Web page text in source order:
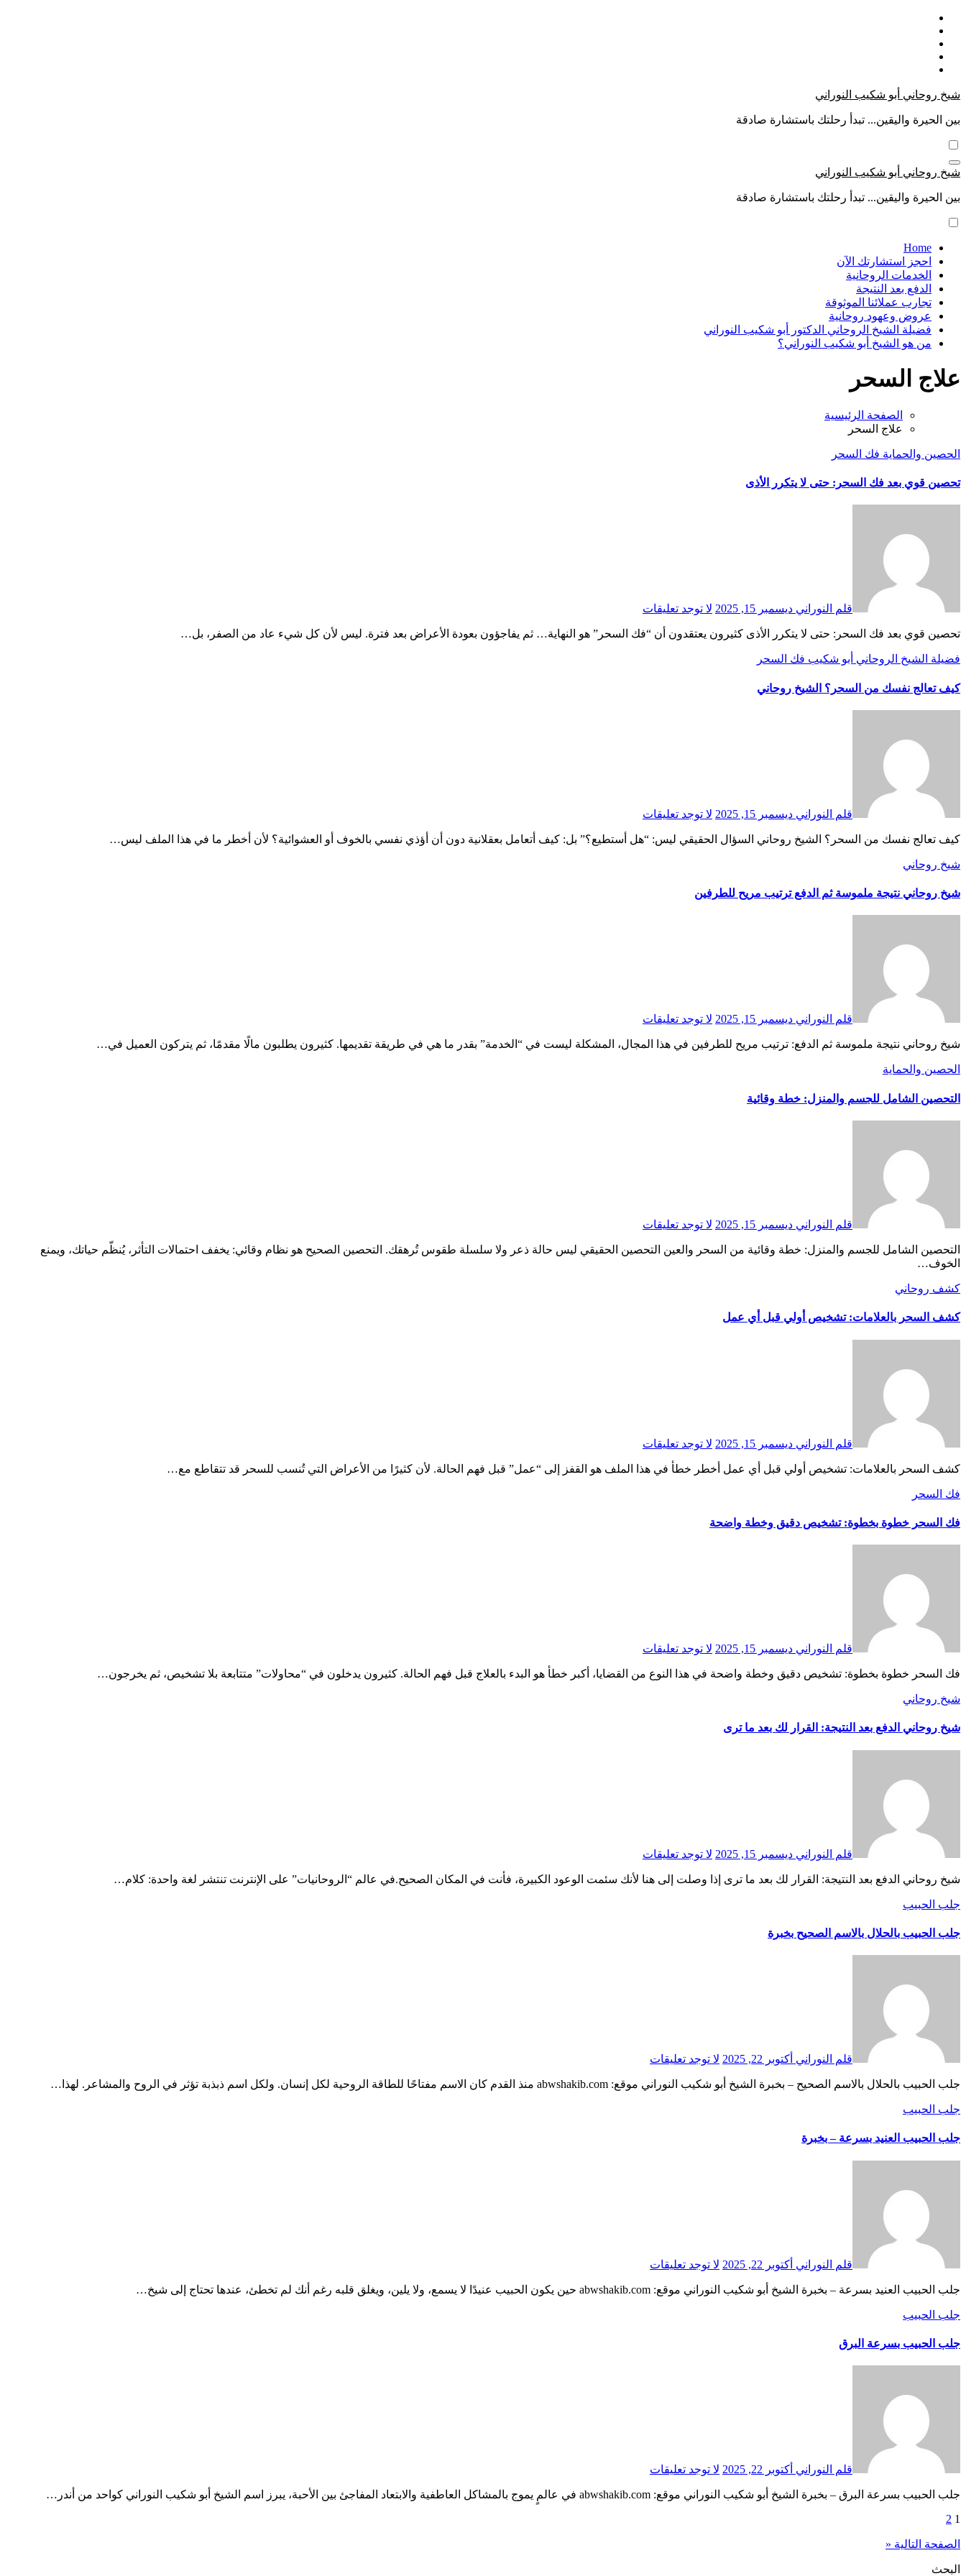
التجاوز
المحتوى
شيخ روحاني أبو شكيب النوراني
بين الحيرة واليقين... تبدأ رحلتك باستشارة صادقة
شيخ روحاني أبو شكيب النوراني
بين الحيرة واليقين... تبدأ رحلتك باستشارة صادقة
Home
احجز استشارتك الآن
الخدمات الروحانية
الدفع بعد النتيجة
تجارب عملائنا الموثوقة
عروض وعهود روحانية
فضيلة الشيخ الروحاني الدكتور أبو شكيب النوراني
من هو الشيخ أبو شكيب النوراني؟
علاج السحر
الصفحة الرئيسية
علاج السحر
الحصين والحماية فك السحر
تحصين قوي بعد فك السحر: حتى لا يتكرر الأذى
قلم النوراني ديسمبر 15, 2025 لا توجد تعليقات
تحصين قوي بعد فك السحر: حتى لا يتكرر الأذى كثيرون يعتقدون أن “فك السحر” هو النهاية… ثم يفاجؤون بعودة الأعراض بعد فترة. ليس لأن كل شيء عاد من الصفر، بل…
فضيلة الشيخ الروحاني أبو شكيب فك السحر
كيف تعالج نفسك من السحر؟ الشيخ روحاني
قلم النوراني ديسمبر 15, 2025 لا توجد تعليقات
كيف تعالج نفسك من السحر؟ الشيخ روحاني السؤال الحقيقي ليس: “هل أستطيع؟” بل: كيف أتعامل بعقلانية دون أن أؤذي نفسي بالخوف أو العشوائية؟ لأن أخطر ما في هذا الملف ليس…
شيخ روحاني
شيخ روحاني نتيجة ملموسة ثم الدفع ترتيب مريح للطرفين
قلم النوراني ديسمبر 15, 2025 لا توجد تعليقات
شيخ روحاني نتيجة ملموسة ثم الدفع: ترتيب مريح للطرفين في هذا المجال، المشكلة ليست في “الخدمة” بقدر ما هي في طريقة تقديمها. كثيرون يطلبون مالًا مقدمًا، ثم يتركون العميل في…
الحصين والحماية
التحصين الشامل للجسم والمنزل: خطة وقائية
قلم النوراني ديسمبر 15, 2025 لا توجد تعليقات
الخوف…
كشف روحاني
كشف السحر بالعلامات: تشخيص أولي قبل أي عمل
قلم النوراني ديسمبر 15, 2025 لا توجد تعليقات
كشف السحر بالعلامات: تشخيص أولي قبل أي عمل أخطر خطأ في هذا الملف هو القفز إلى “عمل” قبل فهم الحالة. لأن كثيرًا من الأعراض التي تُنسب للسحر قد تتقاطع مع…
فك السحر
فك السحر خطوة بخطوة: تشخيص دقيق وخطة واضحة
قلم النوراني ديسمبر 15, 2025 لا توجد تعليقات
فك السحر خطوة بخطوة: تشخيص دقيق وخطة واضحة في هذا النوع من القضايا، أكبر خطأ هو البدء بالعلاج قبل فهم الحالة. كثيرون يدخلون في “محاولات” متتابعة بلا تشخيص، ثم يخرجون…
شيخ روحاني
شيخ روحاني الدفع بعد النتيجة: القرار لك بعد ما ترى
قلم النوراني ديسمبر 15, 2025 لا توجد تعليقات
شيخ روحاني الدفع بعد النتيجة: القرار لك بعد ما ترى إذا وصلت إلى هنا لأنك سئمت الوعود الكبيرة، فأنت في المكان الصحيح.في عالم “الروحانيات” على الإنترنت تنتشر لغة واحدة: كلام…
جلب الحبيب
جلب الحبيب بالحلال بالاسم الصحيح بخبرة
قلم النوراني أكتوبر 22, 2025 لا توجد تعليقات
جلب الحبيب بالحلال بالاسم الصحيح – بخبرة الشيخ أبو شكيب النوراني موقع: abwshakib.com منذ القدم كان الاسم مفتاحًا للطاقة الروحية لكل إنسان. ولكل اسم ذبذبة تؤثر في الروح والمشاعر. لهذا…
جلب الحبيب
جلب الحبيب العنيد بسرعة – بخبرة
قلم النوراني أكتوبر 22, 2025 لا توجد تعليقات
جلب الحبيب العنيد بسرعة – بخبرة الشيخ أبو شكيب النوراني موقع: abwshakib.com حين يكون الحبيب عنيدًا لا يسمع، ولا يلين، ويغلق قلبه رغم أنك لم تخطئ، عندها تحتاج إلى شيخ…
جلب الحبيب
جلب الحبيب بسرعة البرق
قلم النوراني أكتوبر 22, 2025 لا توجد تعليقات
جلب الحبيب بسرعة البرق – بخبرة الشيخ أبو شكيب النوراني موقع: abwshakib.com في عالمٍ يموج بالمشاكل العاطفية والابتعاد المفاجئ بين الأحبة، يبرز اسم الشيخ أبو شكيب النوراني كواحد من أندر…
تعدد
صفحات
المقالات
1
2
الصفحة التالية «
البحث